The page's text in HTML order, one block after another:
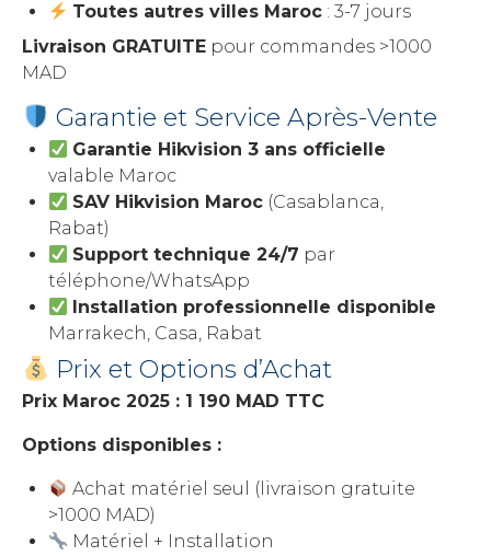
Toutes autres villes Maroc : 3-7 jours
Livraison GRATUITE pour commandes >1000
MAD
Garantie et Service Après-Vente
Garantie Hikvision 3 ans officielle
valable Maroc
SAV Hikvision Maroc (Casablanca,
Rabat)
Support technique 24/7 par
téléphone/WhatsApp
Installation professionnelle disponible
Marrakech, Casa, Rabat
Prix et Options d’Achat
Prix Maroc 2025 : 1 190 MAD TTC
Options disponibles :
Achat matériel seul (livraison gratuite
>1000 MAD)
Matériel + Installation